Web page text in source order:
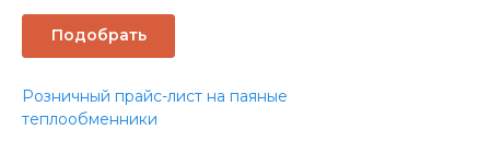
Подобрать
Розничный прайс-лист на паяные
теплообменники